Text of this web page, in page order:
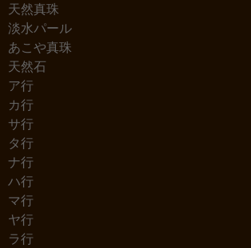
天然真珠
淡水パール
あこや真珠
天然石
ア行
カ行
サ行
タ行
ナ行
ハ行
マ行
ヤ行
ラ行